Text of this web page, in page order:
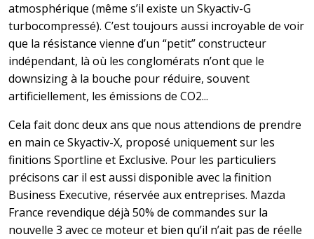
atmosphérique (même s’il existe un Skyactiv-G
turbocompressé). C’est toujours aussi incroyable de voir
que la résistance vienne d’un “petit” constructeur
indépendant, là où les conglomérats n’ont que le
downsizing à la bouche pour réduire, souvent
artificiellement, les émissions de CO2...
Cela fait donc deux ans que nous attendions de prendre
en main ce Skyactiv-X, proposé uniquement sur les
finitions Sportline et Exclusive. Pour les particuliers
précisons car il est aussi disponible avec la finition
Business Executive, réservée aux entreprises. Mazda
France revendique déjà 50% de commandes sur la
nouvelle 3 avec ce moteur et bien qu’il n’ait pas de réelle